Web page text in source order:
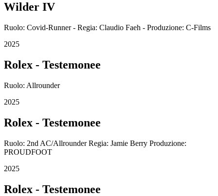
Wilder IV
Ruolo: Covid-Runner - Regia: Claudio Faeh - Produzione: C-Films
2025
Rolex - Testemonee
Ruolo: Allrounder
2025
Rolex - Testemonee
Ruolo: 2nd AC/Allrounder Regia: Jamie Berry Produzione:
PROUDFOOT
2025
Rolex - Testemonee